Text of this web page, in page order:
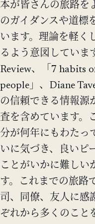
本が皆さんの旅路を
のガイダンスや道標
います。理論を軽く
るよう意図していま
Review、「7 habits
people」、Diane
の信頼できる情報源
査を含めています。
分が何年にもわたっ
いに気づき、良いピ
ことがいかに難しい
す。これまでの旅路
司、同僚、友人に感
ぞれから多くのこと